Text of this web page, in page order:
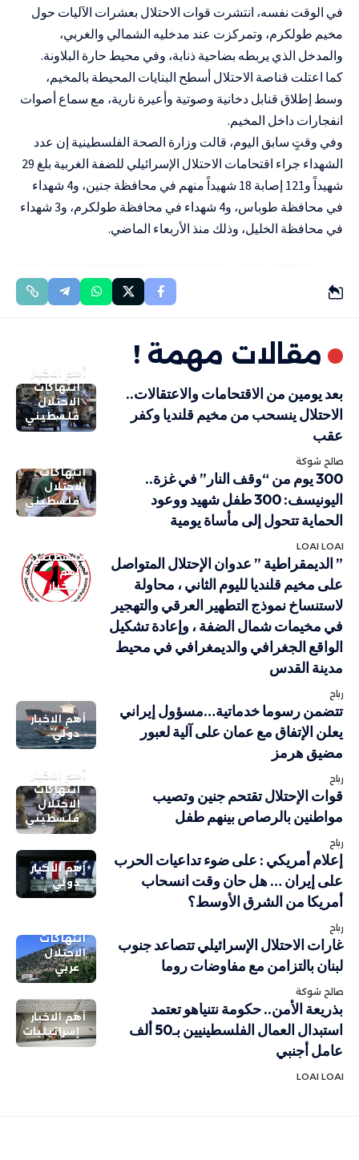
في الوقت نفسه، انتشرت قوات الاحتلال بعشرات الآليات حول
مخيم طولكرم، وتمركزت عند مدخليه الشمالي والغربي،
والمدخل الذي يربطه بضاحية ذنابة، وفي محيط حارة البلاونة.
كما اعتلت قناصة الاحتلال أسطح البنايات المحيطة بالمخيم،
وسط إطلاق قنابل دخانية وصوتية وأعيرة نارية، مع سماع أصوات
انفجارات داخل المخيم.
وفي وقتٍ سابق اليوم، قالت وزارة الصحة الفلسطينية إن عدد
الشهداء جراء اقتحامات الاحتلال الإسرائيلي للضفة الغربية بلغ 29
شهيداً و121 إصابة 18 شهيداً منهم في محافظة جنين، و4 شهداء
في محافظة طوباس، و4 شهداء في محافظة طولكرم، و3 شهداء
في محافظة الخليل، وذلك منذ الأربعاء الماضي.
مقالات مهمة !
أهم الاخبار
انتهاكات
الاحتلال
فلسطيني
بعد يومين من الاقتحامات والاعتقالات..
الاحتلال ينسحب من مخيم قلنديا وكفر
عقب
صالح شوكة
انتهاكات
الاحتلال
فلسطيني
300 يوم من “وقف النار” في غزة..
اليونيسف: 300 طفل شهيد ووعود
الحماية تتحول إلى مأساة يومية
LOAI LOAI
فلسطيني
أهم
الاخبار
” الديمقراطية ” عدوان الإحتلال المتواصل
على مخيم قلنديا لليوم الثاني ، محاولة
لاستنساخ نموذج التطهير العرقي والتهجير
في مخيمات شمال الضفة ، وإعادة تشكيل
الواقع الجغرافي والديمغرافي في محيط
مدينة القدس
رباح
أهم الاخبار
دولي
تتضمن رسوما خدماتية…مسؤول إيراني
يعلن الإتفاق مع عمان على آلية لعبور
مضيق هرمز
رباح
أهم الاخبار
انتهاكات
الاحتلال
فلسطيني
قوات الإحتلال تقتحم جنين وتصيب
مواطنين بالرصاص بينهم طفل
رباح
أهم الاخبار
دولي
إعلام أمريكي : على ضوء تداعيات الحرب
على إيران … هل حان وقت انسحاب
أمريكا من الشرق الأوسط؟
رباح
انتهاكات
الاحتلال
عربي
غارات الاحتلال الإسرائيلي تتصاعد جنوب
لبنان بالتزامن مع مفاوضات روما
صالح شوكة
أهم الاخبار
إسرائيليات
بذريعة الأمن.. حكومة نتنياهو تعتمد
استبدال العمال الفلسطينيين بـ50 ألف
عامل أجنبي
LOAI LOAI